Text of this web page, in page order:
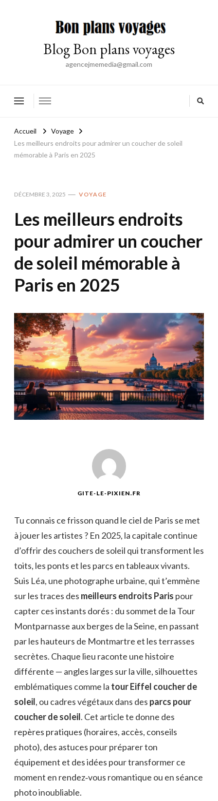
Blog Bon plans voyages
agencejmemedia@gmail.com
Accueil
Voyage
Les meilleurs endroits pour admirer un coucher de soleil
mémorable à Paris en 2025
DÉCEMBRE 3, 2025 VOYAGE
Les meilleurs endroits
pour admirer un coucher
de soleil mémorable à
Paris en 2025
GITE-LE-PIXIEN.FR
Tu connais ce frisson quand le ciel de Paris se met
à jouer les artistes ? En 2025, la capitale continue
d’offrir des couchers de soleil qui transforment les
toits, les ponts et les parcs en tableaux vivants.
Suis Léa, une photographe urbaine, qui t’emmène
sur les traces des meilleurs endroits Paris pour
capter ces instants dorés : du sommet de la Tour
Montparnasse aux berges de la Seine, en passant
par les hauteurs de Montmartre et les terrasses
secrètes. Chaque lieu raconte une histoire
différente — angles larges sur la ville, silhouettes
emblématiques comme la tour Eiffel coucher de
soleil, ou cadres végétaux dans des parcs pour
coucher de soleil. Cet article te donne des
repères pratiques (horaires, accès, conseils
photo), des astuces pour préparer ton
équipement et des idées pour transformer ce
moment en rendez‑vous romantique ou en séance
photo inoubliable.